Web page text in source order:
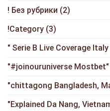
! Без рубрики (2)
!Category (3)
"️ Serie B Live Coverage
"#joinouruniverse Mostbet"
"chittagong Bangladesh,
"Explained Da Nang,